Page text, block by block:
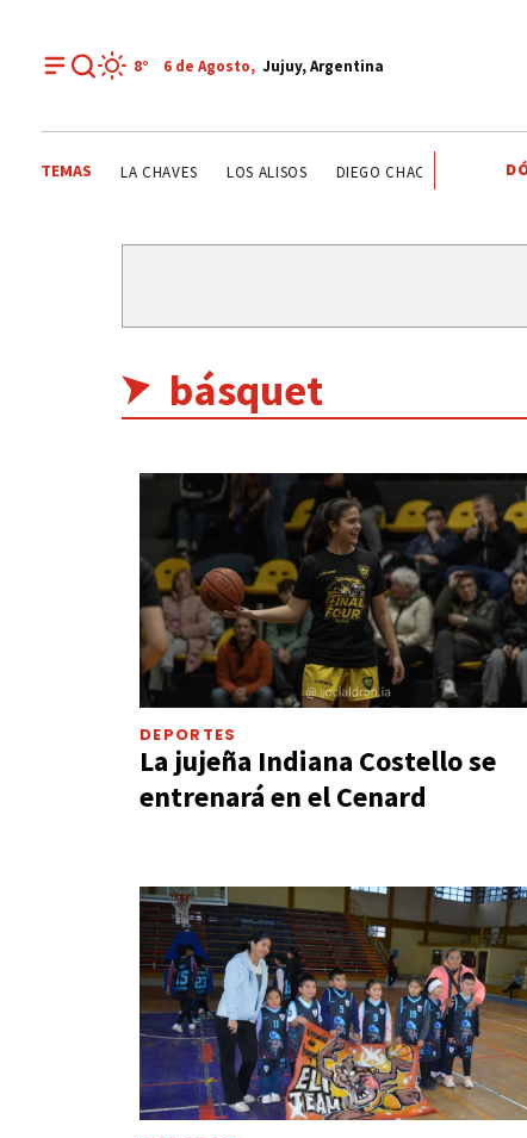
8° 6 de Agosto, Jujuy, Argentina
TEMASYAMILA CHAVES LOS ALISOS DIEGO CHACÓN
básquet
DEPORTES
La jujeña Indiana Costello se
entrenará en el Cenard